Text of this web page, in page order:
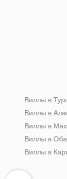
Виллы в
Виллы в
Виллы в
Виллы в Оба
Виллы в